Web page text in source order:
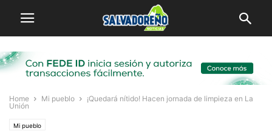
Home Mi pueblo
¡Quedará nítido! Hacen jornada de limpieza en La
Unión
Mi pueblo